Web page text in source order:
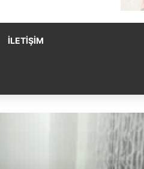
İLETİŞİM